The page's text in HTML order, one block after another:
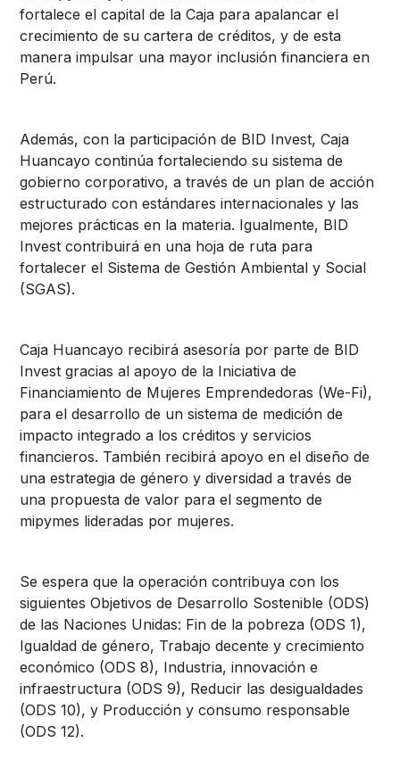
fortalece el capital de la Caja para apalancar el
crecimiento de su cartera de créditos, y de esta
manera impulsar una mayor inclusión financiera en
Perú.
Además, con la participación de BID Invest, Caja
Huancayo continúa fortaleciendo su sistema de
gobierno corporativo, a través de un plan de acción
estructurado con estándares internacionales y las
mejores prácticas en la materia. Igualmente, BID
Invest contribuirá en una hoja de ruta para
fortalecer el Sistema de Gestión Ambiental y Social
(SGAS).
Caja Huancayo recibirá asesoría por parte de BID
Invest gracias al apoyo de la Iniciativa de
Financiamiento de Mujeres Emprendedoras (We-Fi),
para el desarrollo de un sistema de medición de
impacto integrado a los créditos y servicios
financieros. También recibirá apoyo en el diseño de
una estrategia de género y diversidad a través de
una propuesta de valor para el segmento de
mipymes lideradas por mujeres.
Se espera que la operación contribuya con los
siguientes Objetivos de Desarrollo Sostenible (ODS)
de las Naciones Unidas: Fin de la pobreza (ODS 1),
Igualdad de género, Trabajo decente y crecimiento
económico (ODS 8), Industria, innovación e
infraestructura (ODS 9), Reducir las desigualdades
(ODS 10), y Producción y consumo responsable
(ODS 12).